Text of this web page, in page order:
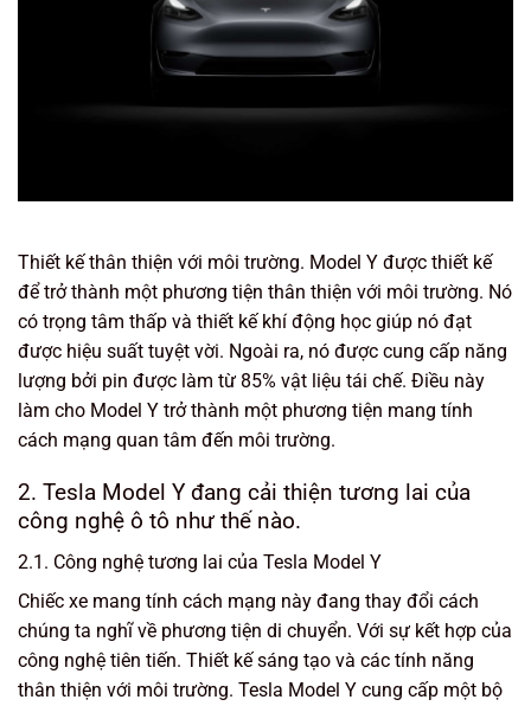
Thiết kế thân thiện với môi trường. Model Y được thiết kế
để trở thành một phương tiện thân thiện với môi trường. Nó
có trọng tâm thấp và thiết kế khí động học giúp nó đạt
được hiệu suất tuyệt vời. Ngoài ra, nó được cung cấp năng
lượng bởi pin được làm từ 85% vật liệu tái chế. Điều này
làm cho Model Y trở thành một phương tiện mang tính
cách mạng quan tâm đến môi trường.
2. Tesla Model Y đang cải thiện tương lai của
công nghệ ô tô như thế nào.
2.1. Công nghệ tương lai của Tesla Model Y
Chiếc xe mang tính cách mạng này đang thay đổi cách
chúng ta nghĩ về phương tiện di chuyển. Với sự kết hợp của
công nghệ tiên tiến. Thiết kế sáng tạo và các tính năng
thân thiện với môi trường. Tesla Model Y cung cấp một bộ